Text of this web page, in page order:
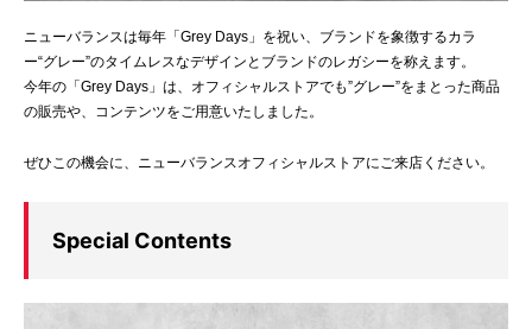
ニューバランスは毎年「Grey Days」を祝い、ブランドを象徴するカラ
ー“グレー”のタイムレスなデザインとブランドのレガシーを称えます。
今年の「Grey Days」は、オフィシャルストアでも”グレー”をまとった商品
の販売や、コンテンツをご用意いたしました。
ぜひこの機会に、ニューバランスオフィシャルストアにご来店ください。
Special Contents